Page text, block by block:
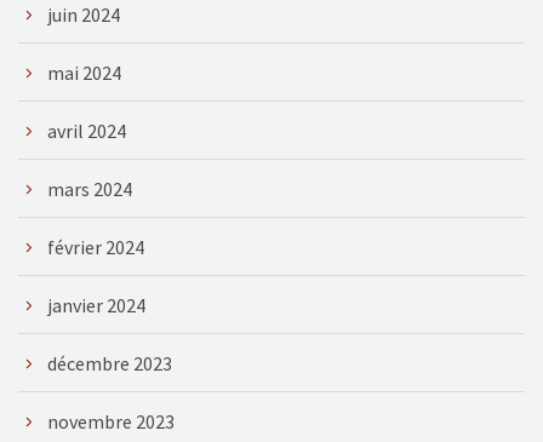
juin 2024
mai 2024
avril 2024
mars 2024
février 2024
janvier 2024
décembre 2023
novembre 2023